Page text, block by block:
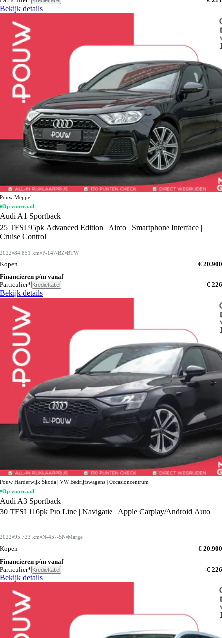
Bekijk details
Pouw Meppel
Op voorraad
Audi A1 Sportback
25 TFSI 95pk Advanced Edition | Airco | Smartphone Interface |
Cruise Control
2022 84.851 km P-147-BZ BTW
Kopen
€ 20.900
Financieren p/m vanaf
Particulier* Krediettabel € 226
Bekijk details
Pouw Harderwijk Škoda | VW Bedrijfswagens | Occasioncentrum
Op voorraad
Audi A3 Sportback
30 TFSI 116pk Pro Line | Navigatie | Apple Carplay/Android Auto
2022 95.723 km N-457-SN Marge
Kopen
€ 20.900
Financieren p/m vanaf
Particulier* Krediettabel € 226
Bekijk details